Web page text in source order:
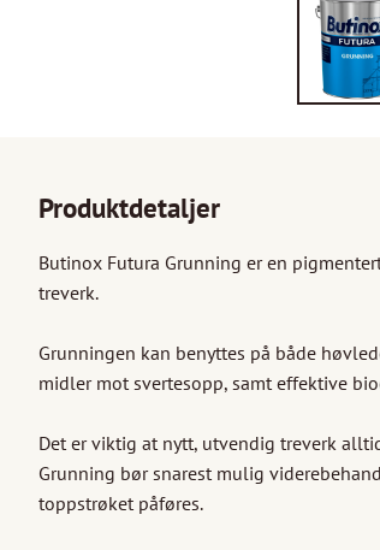
Produktdetaljer
Butinox Futura Grunning er en
treverk.
Grunningen kan benyttes på både
midler mot svertesopp, samt effektive
Det er viktig at nytt, utvendig treverk
Grunning bør snarest mulig
toppstrøket påføres.